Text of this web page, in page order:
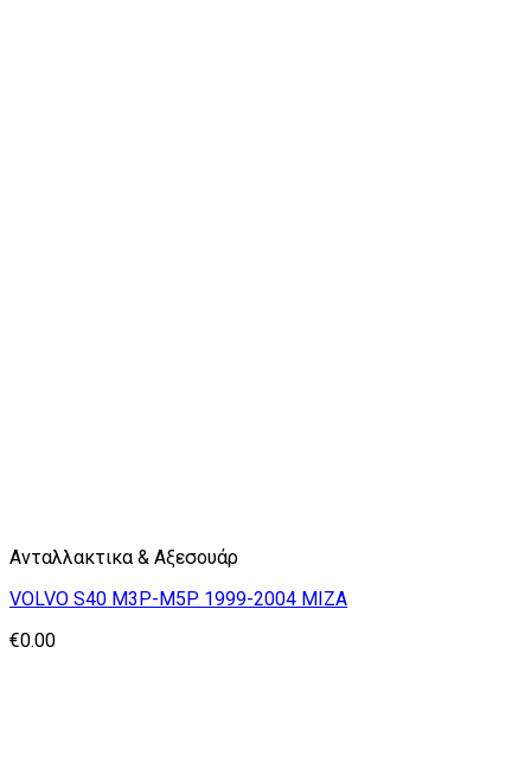
Ανταλλακτικα & Αξεσουάρ
VOLVO S40 M3P-M5P 1999-2004 ΜΙΖΑ
€0.00